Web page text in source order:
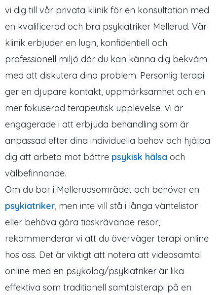
vi dig till vår privata klinik för en konsultation med
en kvalificerad och bra psykiatriker Mellerud. Vår
klinik erbjuder en lugn, konfidentiell och
professionell miljö där du kan känna dig bekväm
med att diskutera dina problem. Personlig terapi
ger en djupare kontakt, uppmärksamhet och en
mer fokuserad terapeutisk upplevelse. Vi är
engagerade i att erbjuda behandling som är
anpassad efter dina individuella behov och hjälpa
dig att arbeta mot bättre psykisk hälsa och
välbefinnande.
Om du bor i Mellerudsområdet och behöver en
psykiatriker, men inte vill stå i långa väntelistor
eller behöva göra tidskrävande resor,
rekommenderar vi att du överväger terapi online
hos oss. Det är viktigt att notera att videosamtal
online med en psykolog/psykiatriker är lika
effektiva som traditionell samtalsterapi på en